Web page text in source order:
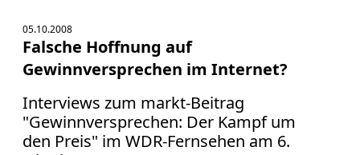
05.10.2008
Falsche Hoffnung auf
Gewinnversprechen im Internet?
Interviews zum markt-Beitrag
"Gewinnversprechen: Der Kampf um
den Preis" im WDR-Fernsehen am 6.